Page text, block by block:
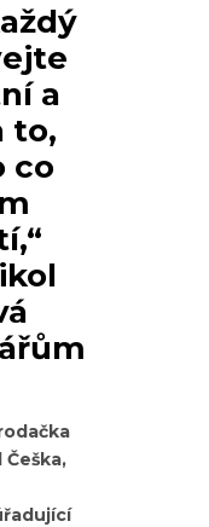
a
to,
co